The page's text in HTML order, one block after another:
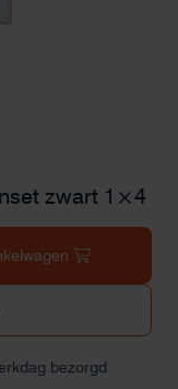
zwart 1×4
bezorgd